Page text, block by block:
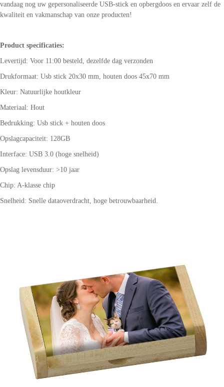
vandaag nog uw gepersonaliseerde USB-stick en opbergdoos en ervaar zelf de
kwaliteit en vakmanschap van onze producten!
Product specificaties:
Levertijd: Voor 11:00 besteld, dezelfde dag verzonden
Drukformaat: Usb stick 20x30 mm, houten doos 45x70 mm
Kleur: Natuurlijke houtkleur
Materiaal: Hout
Bedrukking: Usb stick + houten doos
Opslagcapaciteit: 128GB
Interface: USB 3.0 (hoge snelheid)
Opslag levensduur: >10 jaar
Chip: A-klasse chip
Snelheid: Snelle dataoverdracht, hoge betrouwbaarheid